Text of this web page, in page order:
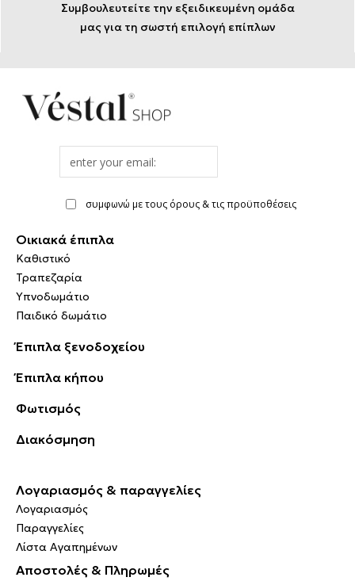
Συμβουλευτείτε την εξειδικευμένη ομάδα
μας για τη σωστή επιλογή επίπλων
συμφωνώ με τους όρους & τις προϋποθέσεις
Οικιακά έπιπλα
Καθιστικό
Τραπεζαρία
Υπνοδωμάτιο
Παιδικό δωμάτιο
Έπιπλα ξενοδοχείου
Έπιπλα κήπου
Φωτισμός
Διακόσμηση
Λογαριασμός & παραγγελίες
Λογαριασμός
Παραγγελίες
Λίστα Αγαπημένων
Αποστολές & Πληρωμές